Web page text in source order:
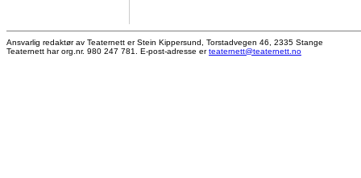
Ansvarlig redaktør av Teaternett er Stein Kippersund, Torstadvegen 46, 2335 Stange
Teaternett har org.nr. 980 247 781. E-post-adresse erteaternett@teaternett.no